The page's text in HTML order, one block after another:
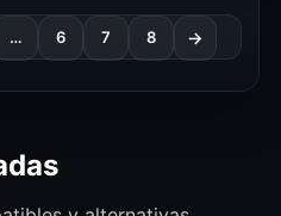
… 6 7 8 →